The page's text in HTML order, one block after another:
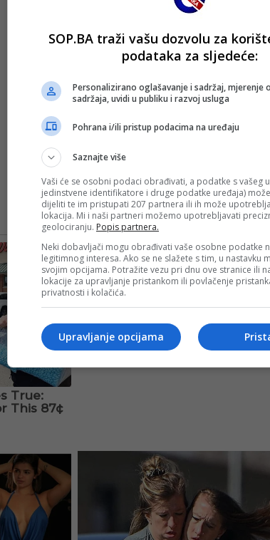
SOP.BA traži vašu dozvolu za
podataka za sljedeće:
Personalizirano oglašavanje i sadržaj, mjerenje
sadržaja, uvidi u publiku i razvoj usluga
Pohrana i/ili pristup podacima na uređaju
Saznajte više
Vaši će se osobni podaci obrađivati, a podatke s vašeg
jedinstvene identifikatore i druge podatke uređaja)
dijeliti te im pristupati 207 partnera ili ih može
lokacija. Mi i naši partneri možemo upotrebljavati
geolociranju. Popis partnera.
Neki dobavljači mogu obrađivati vaše osobne podatke
legitimnog interesa. Ako se ne slažete s tim, u nastavku
svojim opcijama. Potražite vezu pri dnu ove stranice ili
lokacije za upravljanje pristankom ili povlačenje
privatnosti i kolačića.
Upravljanje opcijama